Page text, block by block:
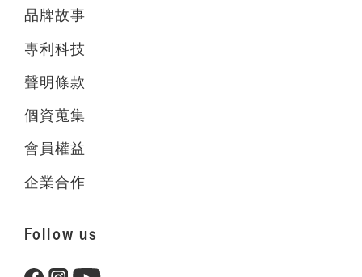
品牌故事
專利科技
聲明條款
個資蒐集
會員權益
企業合作
Follow us